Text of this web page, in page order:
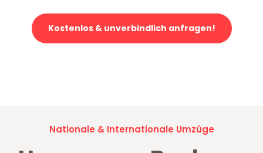
Kostenlos & unverbindlich anfragen!
Nationale & Internationale Umzüge